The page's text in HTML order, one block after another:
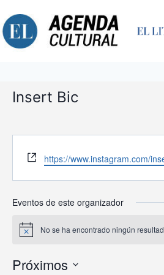
al
contenido
Insert Bic
Website
https://www.instagram.com/
Eventos de este organizador
Aviso No se ha encontrado ningún
Próximos